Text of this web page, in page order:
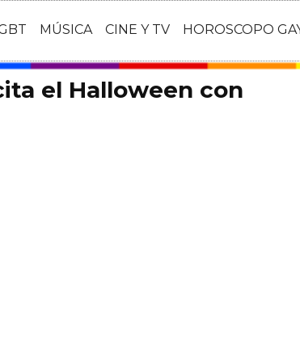
MÚSICA CINE Y TV HOROSCOPO
el Halloween con